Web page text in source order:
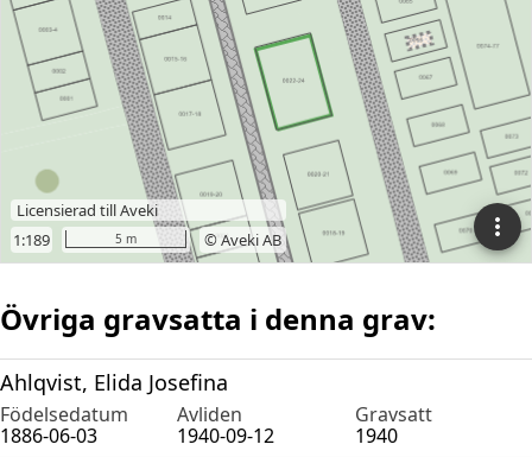
Övriga gravsatta i denna grav:
Ahlqvist, Elida Josefina
Födelsedatum Avliden
Gravsatt
1886-06-03
1940-09-12 1940